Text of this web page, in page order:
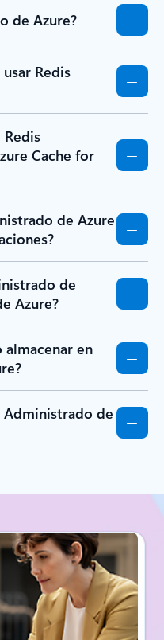
de Azure?
Redis
Cache for
de Azure
de
Azure?
en
Administrado de